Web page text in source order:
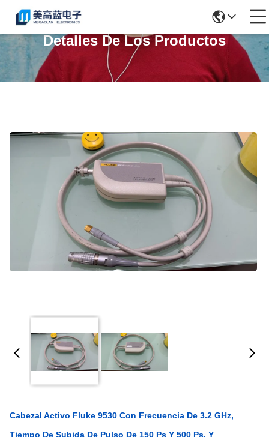
Detalles De Los Productos
Cabezal Activo Fluke 9530 Con Frecuencia De 3.2 GHz,
Tiempo De Subida De Pulso De 150 Ps Y 500 Ps, Y